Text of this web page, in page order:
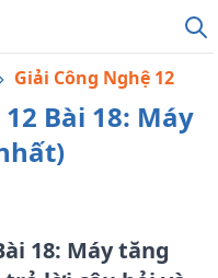
Giải Công Nghệ 12
Bài 18: Máy
18: Máy tăng